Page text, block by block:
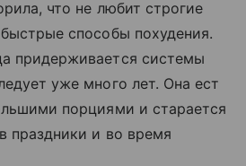
что не любит строгие
способы похудения.
придерживается системы
уже много лет. Она ест
порциями и старается
праздники и во время